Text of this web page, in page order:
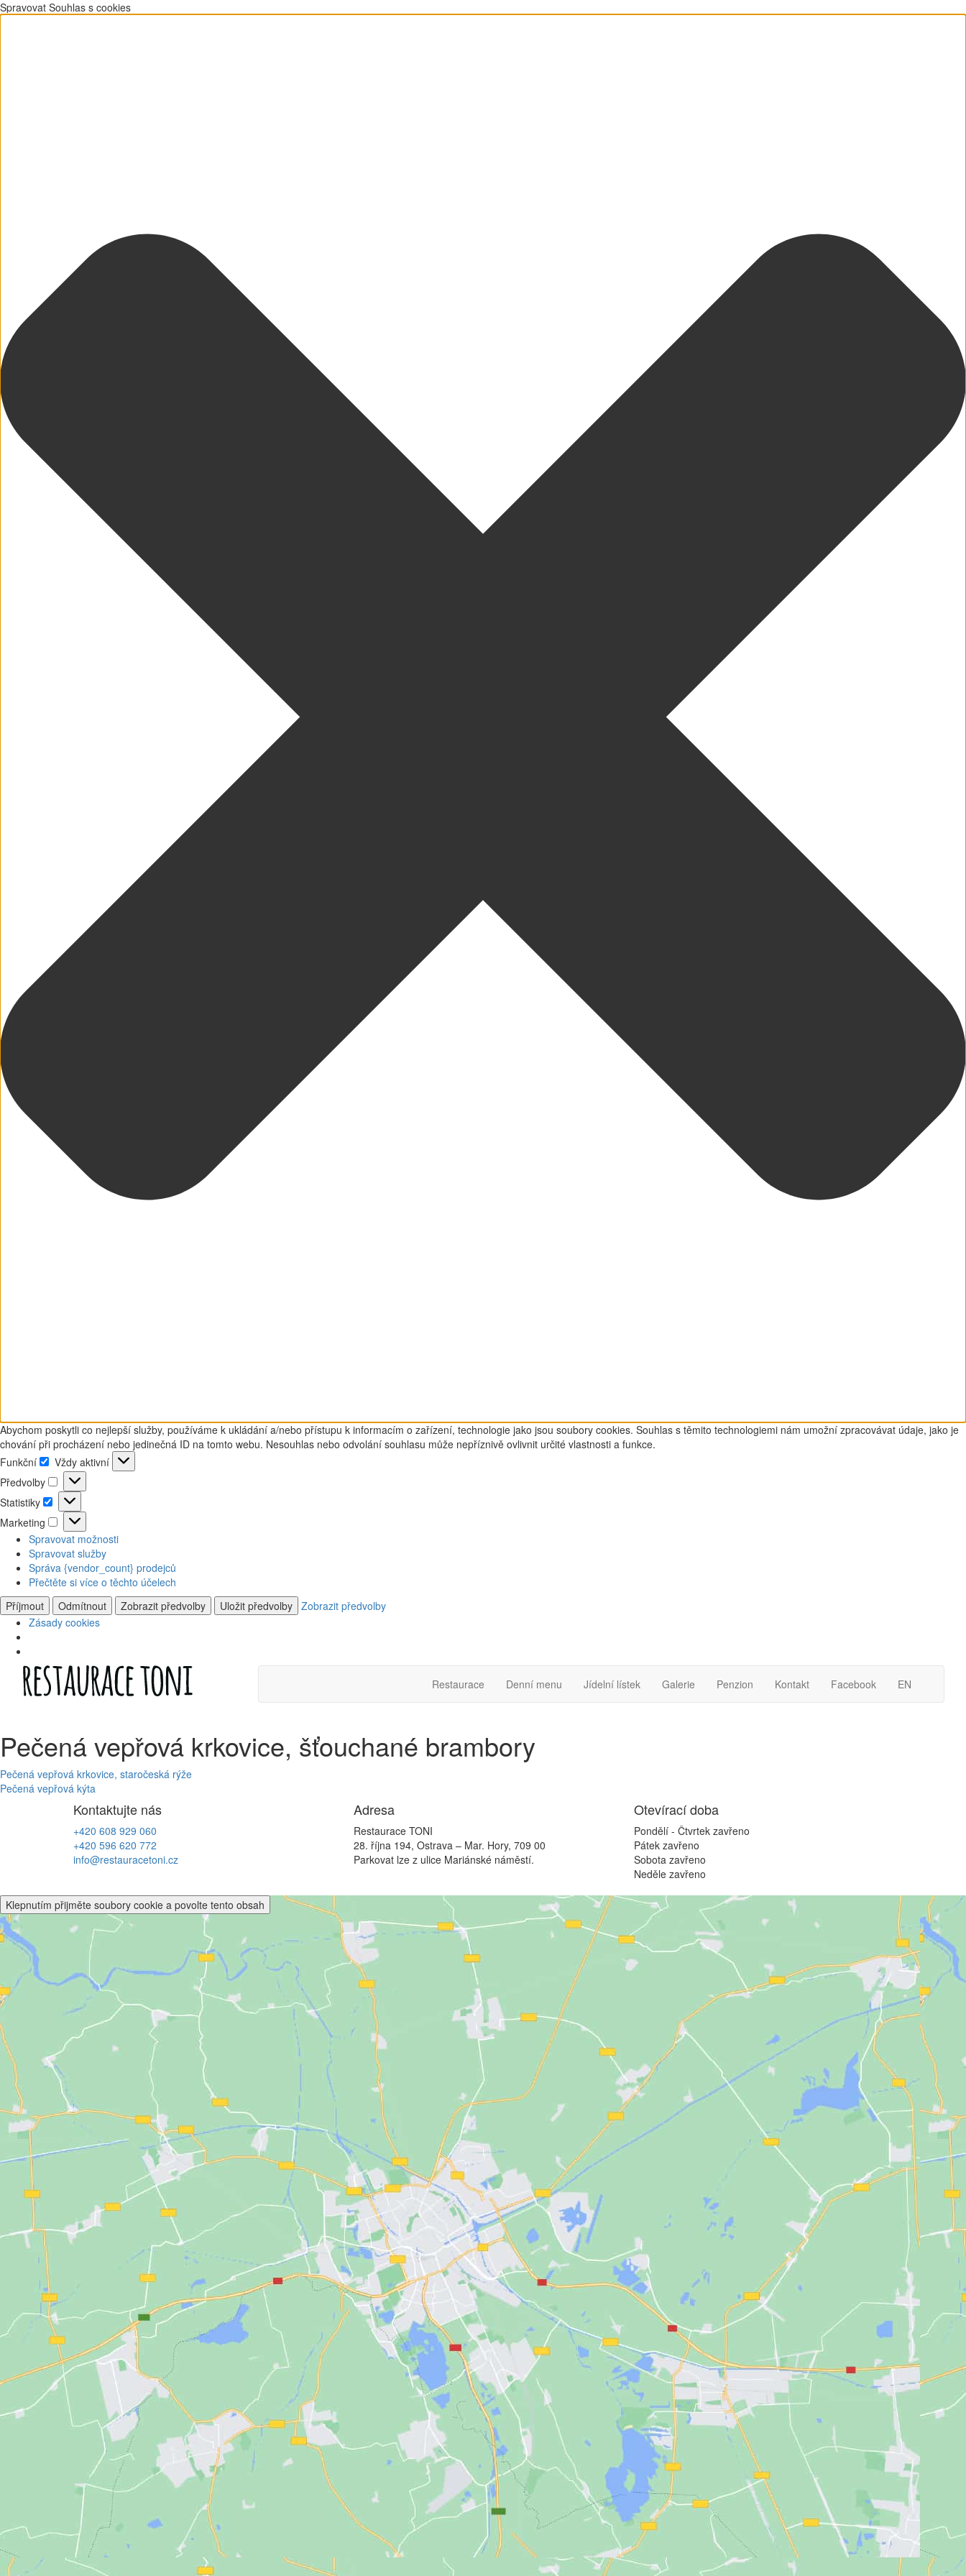
Spravovat Souhlas s cookies
Abychom poskytli co nejlepší služby, používáme k ukládání a/nebo přístupu k informacím o zařízení, technologie jako jsou soubory cookies. Souhlas s těmito technologiemi nám umožní zpracovávat údaje, jako je
chování při procházení nebo jedinečná ID na tomto webu. Nesouhlas nebo odvolání souhlasu může nepříznivě ovlivnit určité vlastnosti a funkce.
Funkční
Funkční
Vždy aktivní
Předvolby
Předvolby
Statistiky
Statistiky
Marketing
Marketing
Spravovat možnosti
Spravovat služby
Správa {vendor_count} prodejců
Přečtěte si více o těchto účelech
Příjmout
Odmítnout Zobrazit předvolby Uložit předvolby Zobrazit předvolby
Zásady cookies
content
Restaurace Denní menu Jídelní lístek Galerie Penzion Kontakt Facebook EN
Pečená vepřová krkovice, šťouchané brambory
Navigace
pro
příspěvek
Pečená vepřová krkovice, staročeská rýže
Pečená vepřová kýta
Kontaktujte nás
+420 608 929 060
+420 596 620 772
info@restauracetoni.cz
Adresa
Restaurace TONI
28. října 194, Ostrava – Mar. Hory, 709 00
Parkovat lze z ulice Mariánské náměstí.
Otevírací doba
Pondělí - Čtvrtek zavřeno
Pátek zavřeno
Sobota zavřeno
Neděle zavřeno
Klepnutím přijměte soubory cookie a povolte tento obsah